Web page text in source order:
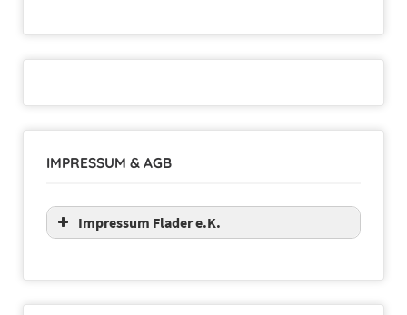
IMPRESSUM & AGB
Impressum Flader e.K.